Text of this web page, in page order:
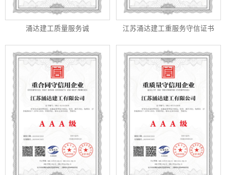
涌达建工质量服务诚 江苏涌达建工重服务守信证书